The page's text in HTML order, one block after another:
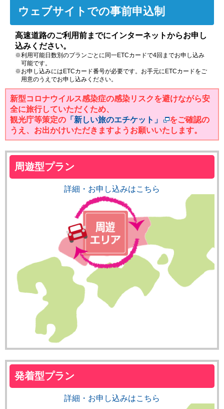
ウェブサイトでの事前申込制
高速道路のご利用前までにインターネットからお申し
込みください。
※利用可能日数別のプランごとに同一ETCカードで4回までお申し込み
可能です。
※お申し込みにはETCカード番号が必要です。お手元にETCカードをご
用意のうえでお申し込みください。
新型コロナウイルス感染症の感染リスクを避けながら安
全に旅行していただくため、
観光庁等策定の 「新しい旅のエチケット」
をご確認の
うえ、お出かけいただきますようお願いいたします。
周遊型プラン
詳細・お申し込みはこちら
発着型プラン
詳細・お申し込みはこちら